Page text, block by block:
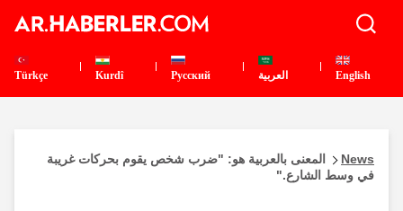
English العربية Pусский
Kurdî
Türkçe
News
المعنى بالعربية هو: "ضرب شخص يقوم بحركات غريبة
في وسط الشارع."